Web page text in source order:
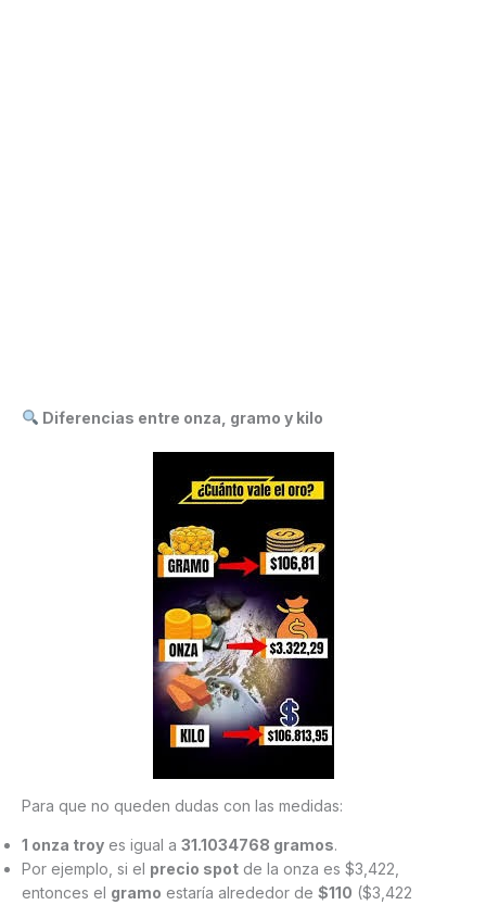
Diferencias entre onza, gramo y kilo
Para que no queden dudas con las medidas:
1 onza troy es igual a 31.1034768 gramos.
Por ejemplo, si el precio spot de la onza es $3,422,
entonces el gramo estaría alrededor de $110 ($3,422